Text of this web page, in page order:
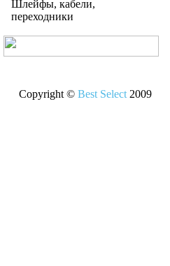
Шлейфы, кабели,
переходники
Copyright © Best Select2009